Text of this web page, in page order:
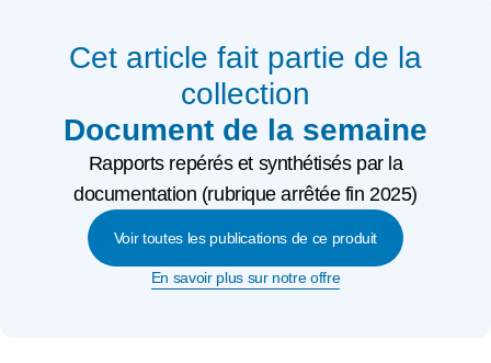
Cet article fait partie de la
collection
Document de la semaine
Rapports repérés et synthétisés par la
documentation (rubrique arrêtée fin 2025)
Voir toutes les publications de ce produit
En savoir plus sur notre offre